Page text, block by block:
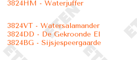
3824HM - Waterjuffer
3824VT - Watersalamander
3824DD - De Gekroonde El
3824BG - Sijsjespeergaarde